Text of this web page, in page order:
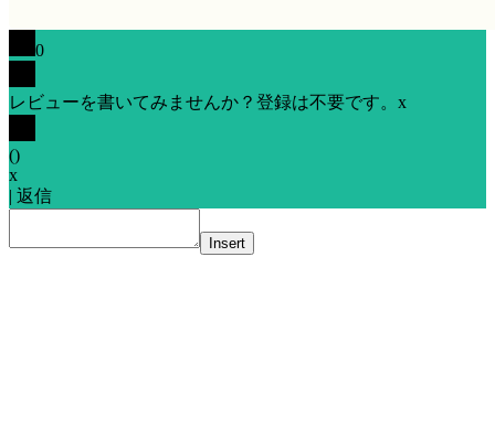
0
レビューを書いてみませんか？登録は不要です。 x
()
x
| 返信
Insert